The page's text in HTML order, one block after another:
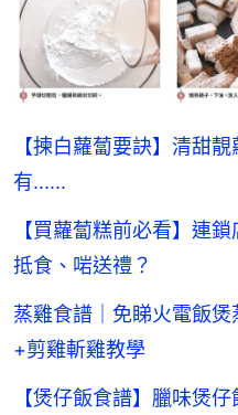
【揀白蘿蔔要訣】清甜
有......
【買蘿蔔糕前必看】連
抵食、啱送禮？
蒸雞食譜｜免睇火電飯
+剪雞斬雞教學
【煲仔飯食譜】臘味煲